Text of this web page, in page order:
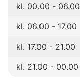
kl. 00.00 - 06.00
kl. 06.00 - 17.00
kl. 17.00 - 21.00
kl. 21.00 - 00.00